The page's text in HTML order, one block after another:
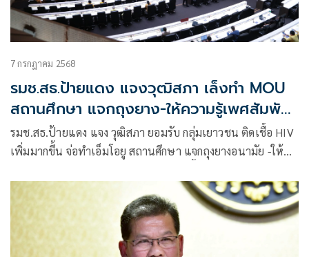
7 กรกฎาคม 2568
รมช.สธ.ป้ายแดง แจงวุฒิสภา เล็งทำ MOU
สถานศึกษา แจกถุงยาง-ให้ความรู้เพศสัมพันธ์
ป้องกัน HIV
รมช.สธ.ป้ายแดง แจง วุฒิสภา ยอมรับ กลุ่มเยาวชน ติดเชื้อ HIV
เพิ่มมากขึ้น จ่อทำเอ็มโอยู สถานศึกษา แจกถุงยางอนามัย -ให้